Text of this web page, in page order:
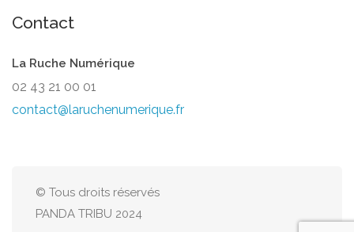
Contact
La Ruche Numérique
02 43 21 00 01
contact@laruchenumerique.fr
© Tous droits réservés
PANDA TRIBU 2024